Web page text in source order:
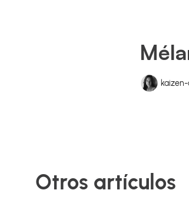
afiliados con total
Otros artículos